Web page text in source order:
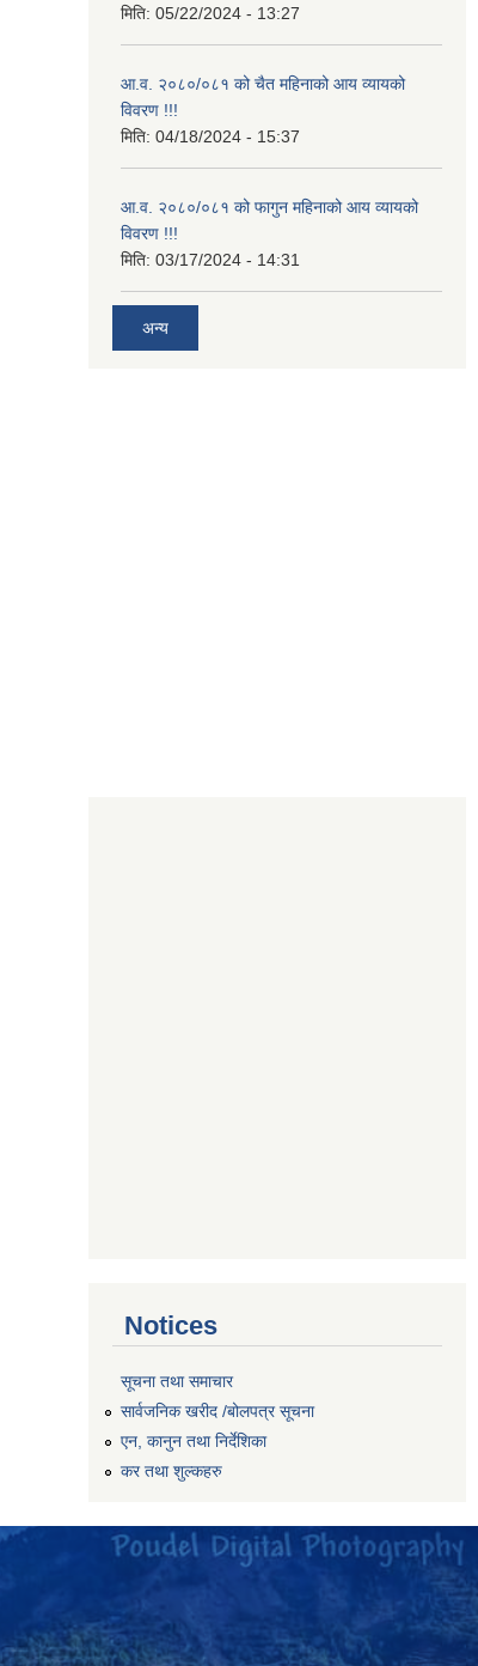
मिति: 05/22/2024 - 13:27
आ.व. २०८०/०८१ को चैत महिनाको आय व्यायको
विवरण !!!
मिति: 04/18/2024 - 15:37
आ.व. २०८०/०८१ को फागुन महिनाको आय व्यायको
विवरण !!!
मिति: 03/17/2024 - 14:31
अन्य
Notices
सूचना तथा समाचार
सार्वजनिक खरीद /बोलपत्र सूचना
एन, कानुन तथा निर्देशिका
कर तथा शुल्कहरु